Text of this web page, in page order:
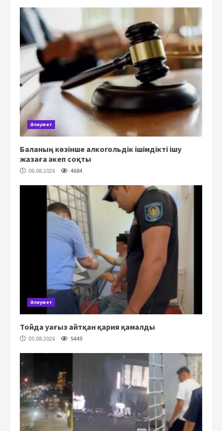
Әлеумет
Баланың көзінше алкогольдік ішімдікті ішу
жазаға әкеп соқты
06.08.2026 4684
Әлеумет
Тойда уағыз айтқан қария қамалды
05.08.2026 5449